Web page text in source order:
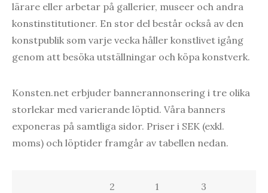
lärare eller arbetar på gallerier, museer och andra
konstinstitutioner. En stor del består också av den
konstpublik som varje vecka håller konstlivet igång
genom att besöka utställningar och köpa konstverk.
Konsten.net erbjuder bannerannonsering i tre olika
storlekar med varierande löptid. Våra banners
exponeras på samtliga sidor. Priser i SEK (exkl.
moms) och löptider framgår av tabellen nedan.
2
1
3